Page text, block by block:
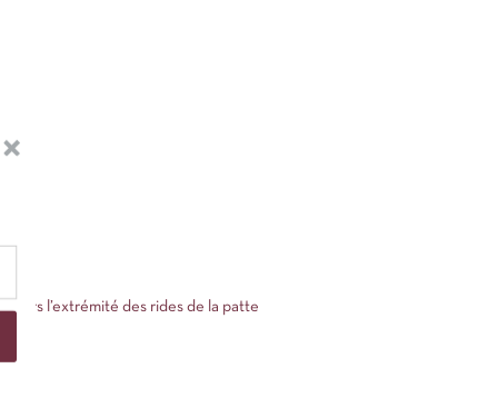
l’extrémité des rides de la patte